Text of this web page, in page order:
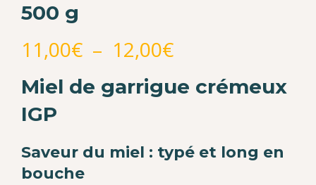
500 g
11,00€ – 12,00€Plage
de
11,00€
Miel de garrigue crémeux
IGP
Saveur du miel : typé et long en
bouche